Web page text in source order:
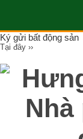
Ký gửi bất động sản
Tại đây ››